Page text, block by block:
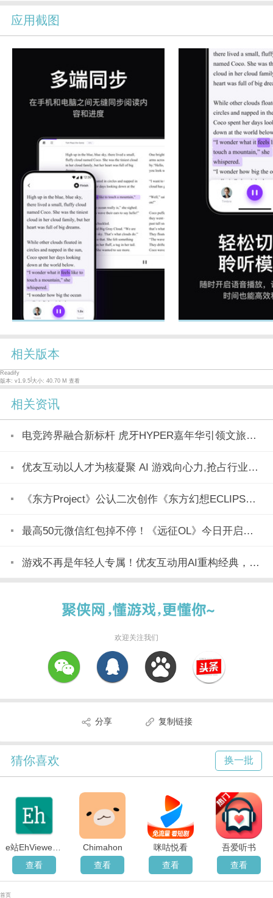
应用截图
相关版本
Readify
版本: v1.9.5 大小: 40.70 M 查看
相关资讯
电竞跨界融合新标杆 虎牙HYPER嘉年华引领文旅产业新潮流
优友互动以人才为核凝聚 AI 游戏向心力,抢占行业变革制高点
《东方Project》公认二次创作《东方幻想ECLIPSE》7月23日正式上市
最高50元微信红包掉不停！《远征OL》今日开启美食节新区「玉脍」！
游戏不再是年轻人专属！优友互动用AI重构经典，全民都能玩
欢迎关注我们
分享 复制链接
猜你喜欢 换一批
查看
Chimahon
查看
咪咕悦看
查看
吾爱听书
查看
首页